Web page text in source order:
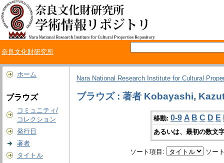
奈良文化財研究所
ホーム
ブラウズ
コミュニティ/
コレクション
発行日
著者
タイトル
Nara National Research Institute for Cultural
ブラウズ : 著者 Kobayashi,
移動: 0-9 A B C D E
あるいは、最初の数文
ソート項目: ソー